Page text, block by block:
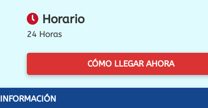
Horario
24 Horas
CÓMO LLEGAR AHORA